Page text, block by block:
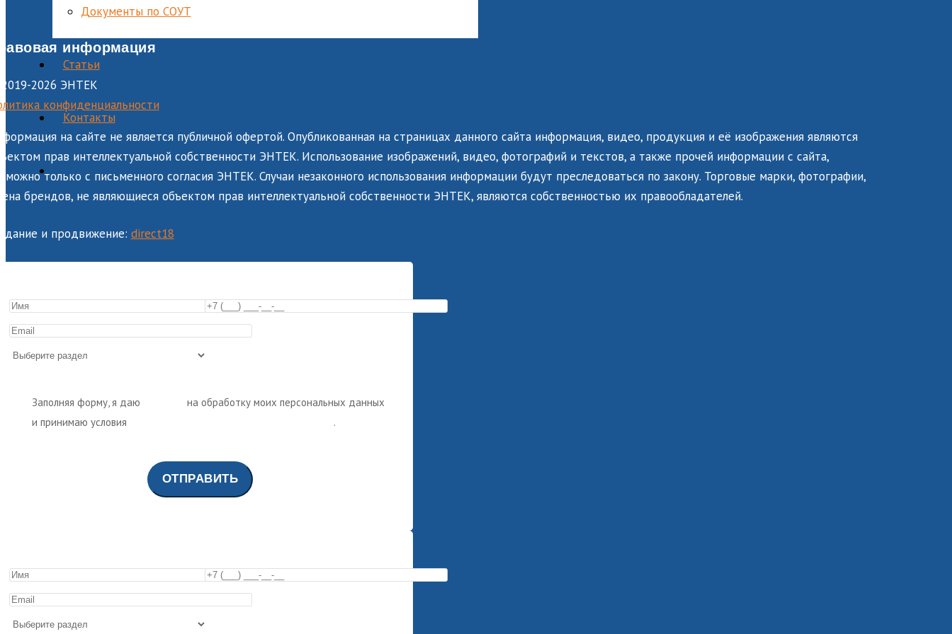
Документы по СОУТ
Статьи
Контакты
информация
2026 ЭНТЕК
конфиденциальности
на сайте не является публичной офертой. Опубликованная на страницах данного сайта информация, видео, продукция и её изображения являются
прав интеллектуальной собственности ЭНТЕК. Использование изображений, видео, фотографий и текстов, а также прочей информации с сайта,
только с письменного согласия ЭНТЕК. Случаи незаконного использования информации будут преследоваться по закону. Торговые марки, фотографии,
брендов, не являющиеся объектом прав интеллектуальной собственности ЭНТЕК, являются собственностью их правообладателей.
и продвижение: direct18
Заполняя форму, я даю
на обработку моих персональных данных
и принимаю условия
.